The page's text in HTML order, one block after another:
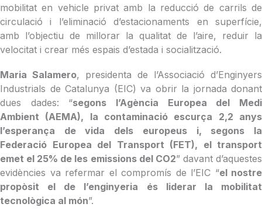
mobilitat en vehicle privat amb la reducció de carrils de
circulació i l’eliminació d’estacionaments en superfície,
amb l’objectiu de millorar la qualitat de l’aire, reduir la
velocitat i crear més espais d’estada i socialització.
Maria Salamero, presidenta de l’Associació d’Enginyers
Industrials de Catalunya (EIC) va obrir la jornada donant
dues dades: “segons l’Agència Europea del Medi
Ambient (AEMA), la contaminació escurça 2,2 anys
l’esperança de vida dels europeus i, segons la
Federació Europea del Transport (FET), el transport
emet el 25% de les emissions del CO2” davant d’aquestes
evidències va refermar el compromís de l’EIC “el nostre
propòsit el de l’enginyeria és liderar la mobilitat
tecnològica al món”.